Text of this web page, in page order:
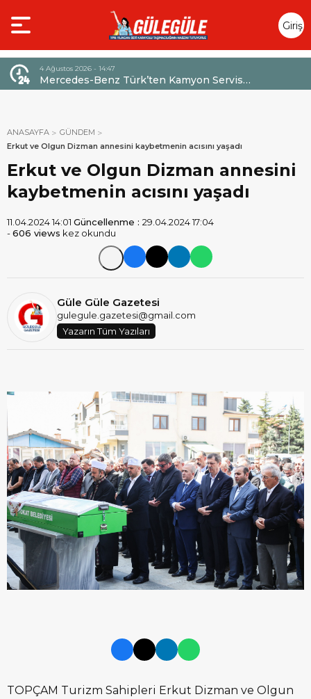
Giriş
Yap
4 Ağustos 2026 - 14:47
Mercedes-Benz Türk’ten Kamyon Servis
Sözleşmelerinde 36 Aya Varan Taksit İmkânı
ANASAYFA
GÜNDEM
Erkut ve Olgun Dizman annesini kaybetmenin acısını yaşadı
Erkut ve Olgun Dizman annesini
kaybetmenin acısını yaşadı
11.04.2024 14:01 Güncellenme : 29.04.2024 17:04
-606 views kez okundu
Güle Güle Gazetesi
gulegule.gazetesi@gmail.com
Yazarın Tüm Yazıları
TOPÇAM Turizm Sahipleri Erkut Dizman ve Olgun